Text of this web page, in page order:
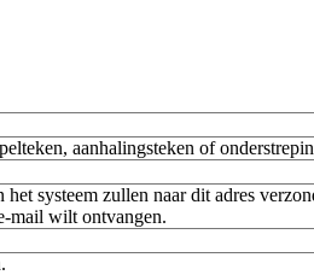
aanhalingsteken of
systeem zullen naar dit adres
mail wilt ontvangen.